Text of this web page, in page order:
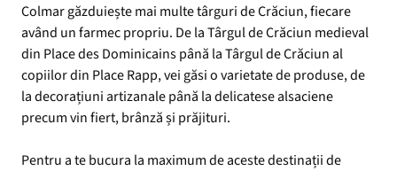
Colmar găzduiește mai multe târguri de Crăciun, fiecare
având un farmec propriu. De la Târgul de Crăciun medieval
din Place des Dominicains până la Târgul de Crăciun al
copiilor din Place Rapp, vei găsi o varietate de produse, de
la decorațiuni artizanale până la delicatese alsaciene
precum vin fiert, brânză și prăjituri.
Pentru a te bucura la maximum de aceste destinații de